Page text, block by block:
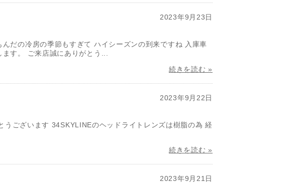
2023年9月23日
だの冷房の季節もすぎて ハイシーズンの到来ですね 入庫車
す。 ご来店誠にありがとう...
続きを読む »
2023年9月22日
ございます 34SKYLINEのヘッドライトレンズは樹脂の為 経
続きを読む »
2023年9月21日